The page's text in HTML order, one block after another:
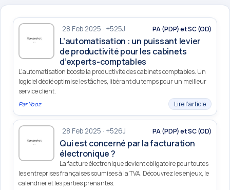
28 Feb 2025 · +525J PA (PDP) et SC (OD)
L’automatisation : un puissant levier
de productivité pour les cabinets
d’experts-comptables
L'automatisation booste la productivité des cabinets comptables. Un
logiciel dédié optimise les tâches, libérant du temps pour un meilleur
service client.
ParYooz Lire l’article
28 Feb 2025 · +526J PA (PDP) et SC (OD)
Qui est concerné par la facturation
électronique ?
La facture électronique devient obligatoire pour toutes
les entreprises françaises soumises à la TVA. Découvrez les enjeux, le
calendrier et les parties prenantes.